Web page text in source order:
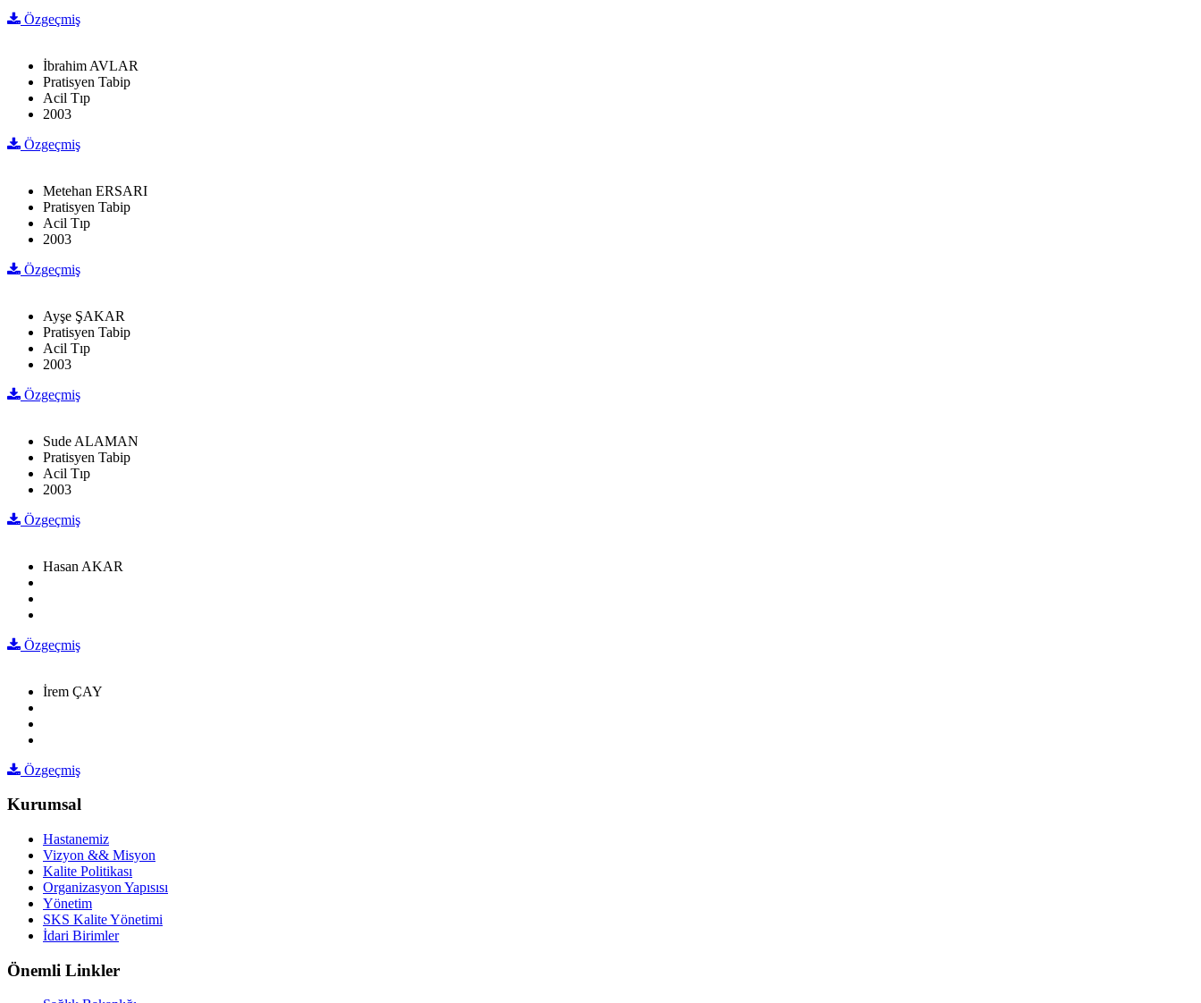
Özgeçmiş
İbrahim AVLAR
Pratisyen Tabip
Acil Tıp
2003
Özgeçmiş
Metehan ERSARI
Pratisyen Tabip
Acil Tıp
2003
Özgeçmiş
Ayşe ŞAKAR
Pratisyen Tabip
Acil Tıp
2003
Özgeçmiş
Sude ALAMAN
Pratisyen Tabip
Acil Tıp
2003
Özgeçmiş
Hasan AKAR
Özgeçmiş
İrem ÇAY
Özgeçmiş
Kurumsal
Hastanemiz
Vizyon && Misyon
Kalite Politikası
Organizasyon Yapısısı
Yönetim
SKS Kalite Yönetimi
İdari Birimler
Önemli Linkler